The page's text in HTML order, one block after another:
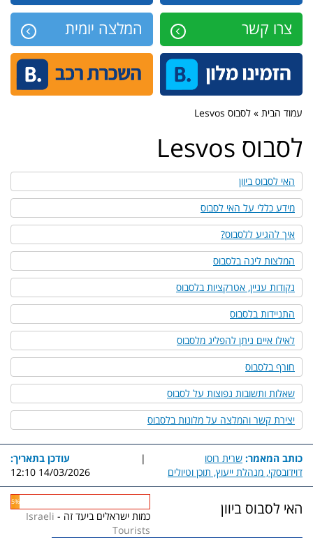
צרו קשר המלצה יומית
עמוד הבית » לסבוס Lesvos
לסבוס Lesvos
האי לסבוס ביוון
מידע כללי על האי לסבוס
איך להגיע ללסבוס?
המלצות לינה בלסבוס
נקודות עניין, אטרקציות בלסבוס
התניידות בלסבוס
לאילו איים ניתן להפליג מלסבוס
חורף בלסבוס
שאלות ותשובות נפוצות על לסבוס
יצירת קשר והמלצה על מלונות בלסבוס
כותב המאמר: שרית רוסו
דוידובסקי, מנהלת ייעוץ, תוכן וטיולים
|
עודכן בתאריך:
14/03/2026 12:10
5%
כמות ישראלים ביעד זה - Israeli
Tourists
האי לסבוס ביוון